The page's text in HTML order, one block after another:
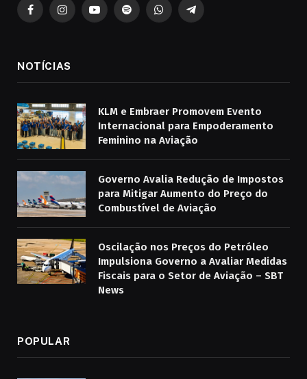
FacebookInstagramYouTubeSpotifyWhatsAppTelegrama
NOTÍCIAS
KLM e Embraer Promovem Evento
Internacional para Empoderamento
Feminino na Aviação
Governo Avalia Redução de Impostos
para Mitigar Aumento do Preço do
Combustível de Aviação
Oscilação nos Preços do Petróleo
Impulsiona Governo a Avaliar Medidas
Fiscais para o Setor de Aviação – SBT
News
POPULAR